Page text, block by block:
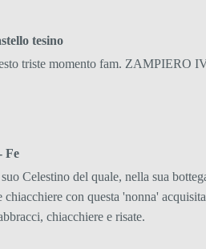
tesino
triste momento fam. ZAMPIERO
Fe
Celestino del quale, nella sua
con questa 'nonna'
chiacchiere e risate.